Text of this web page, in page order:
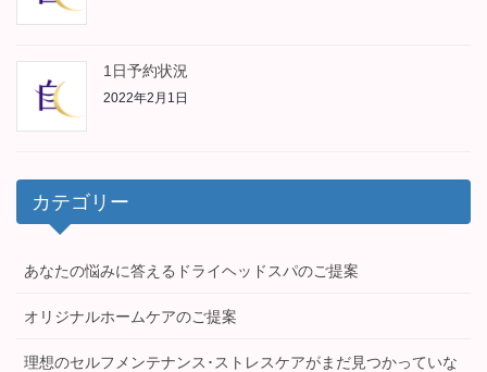
1日予約状況
2022年2月1日
カテゴリー
あなたの悩みに答えるドライヘッドスパのご提案
オリジナルホームケアのご提案
理想のセルフメンテナンス･ストレスケアがまだ見つかっていな